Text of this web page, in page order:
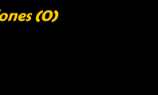
(0)